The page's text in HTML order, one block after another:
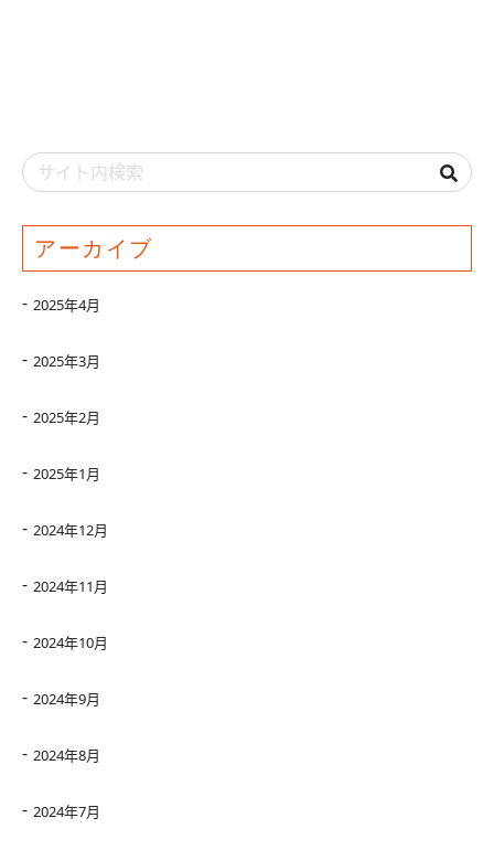
アーカイブ
2025年4月
2025年3月
2025年2月
2025年1月
2024年12月
2024年11月
2024年10月
2024年9月
2024年8月
2024年7月